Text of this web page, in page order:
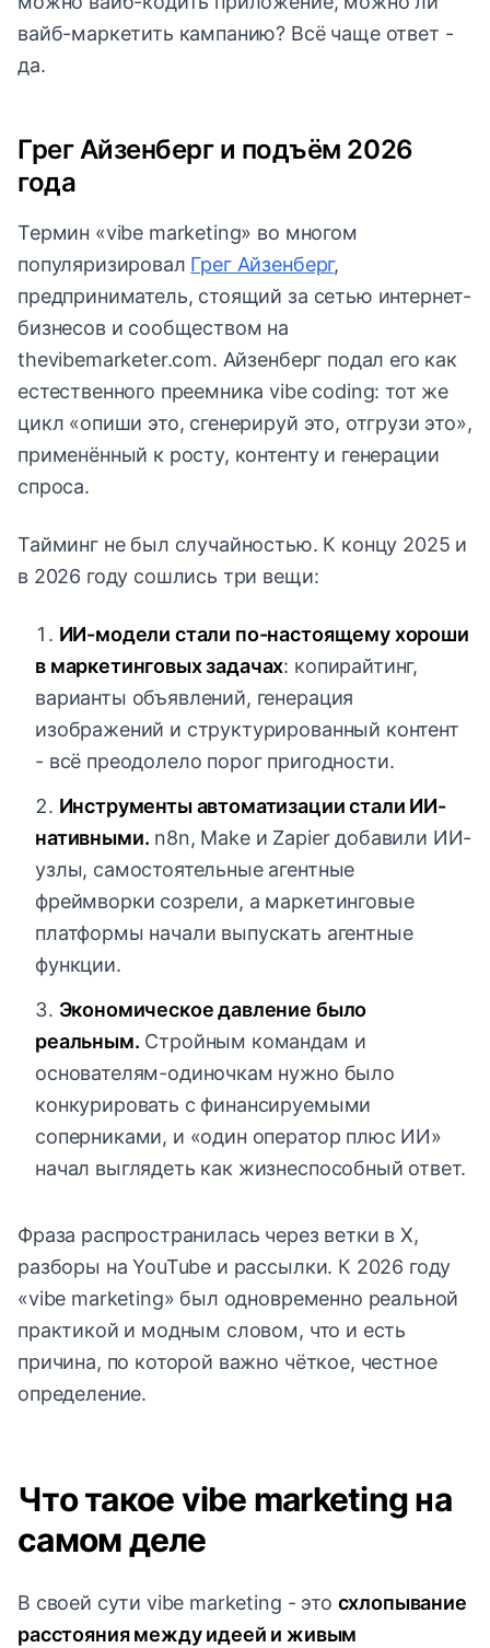
вайб-маркетить кампанию? Всё чаще ответ -
да.
Грег Айзенберг и подъём 2026
года
Термин «vibe marketing» во многом
популяризировал Грег Айзенберг,
предприниматель, стоящий за сетью интернет-
бизнесов и сообществом на
thevibemarketer.com. Айзенберг подал его как
естественного преемника vibe coding: тот же
цикл «опиши это, сгенерируй это, отгрузи это»,
применённый к росту, контенту и генерации
спроса.
Тайминг не был случайностью. К концу 2025 и
в 2026 году сошлись три вещи:
ИИ-модели стали по-настоящему хороши
в маркетинговых задачах: копирайтинг,
варианты объявлений, генерация
изображений и структурированный контент
- всё преодолело порог пригодности.
Инструменты автоматизации стали ИИ-
нативными. n8n, Make и Zapier добавили ИИ-
узлы, самостоятельные агентные
фреймворки созрели, а маркетинговые
платформы начали выпускать агентные
функции.
Экономическое давление было
реальным. Стройным командам и
основателям-одиночкам нужно было
конкурировать с финансируемыми
соперниками, и «один оператор плюс ИИ»
начал выглядеть как жизнеспособный ответ.
Фраза распространилась через ветки в X,
разборы на YouTube и рассылки. К 2026 году
«vibe marketing» был одновременно реальной
практикой и модным словом, что и есть
причина, по которой важно чёткое, честное
определение.
Что такое vibe marketing на
самом деле
В своей сути vibe marketing - это схлопывание
расстояния между идеей и живым